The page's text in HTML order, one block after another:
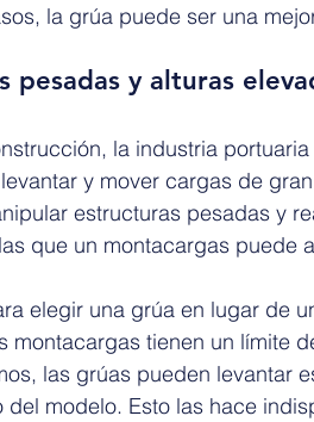
la grúa puede ser una
pesadas y alturas
la industria
y mover cargas de
estructuras pesadas y
que un montacargas puede
elegir una grúa en lugar de
montacargas tienen un límite
las grúas pueden levantar
modelo. Esto las hace